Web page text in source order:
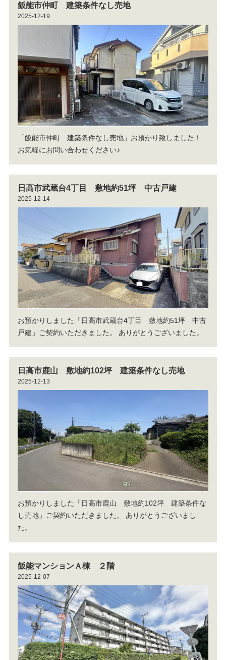
飯能市仲町 建築条件なし売地
2025-12-19
「飯能市仲町 建築条件なし売地」お預かり致しました！
お気軽にお問い合わせください♪
日高市武蔵台4丁目 敷地約51坪 中古戸建
2025-12-14
お預かりしました「日高市武蔵台4丁目 敷地約51坪 中古
戸建」ご契約いただきました。 ありがとうございました。
日高市鹿山 敷地約102坪 建築条件なし売地
2025-12-13
お預かりしました「日高市鹿山 敷地約102坪 建築条件な
し売地」ご契約いただきました。 ありがとうございまし
た。
飯能マンションＡ棟 ２階
2025-12-07